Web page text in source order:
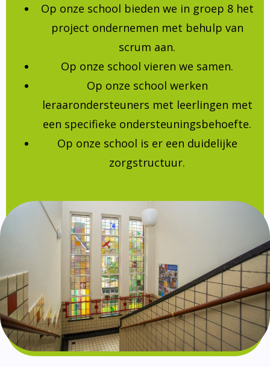
Op onze school bieden we in groep 8 het
project ondernemen met behulp van
scrum aan.
Op onze school vieren we samen.
Op onze school werken
leraarondersteuners met leerlingen met
een specifieke ondersteuningsbehoefte.
Op onze school is er een duidelijke
zorgstructuur.